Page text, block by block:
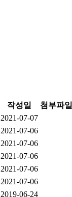
작성일 첨부파일
2021-07-07
2021-07-06
2021-07-06
2021-07-06
2021-07-06
2021-07-06
2019-06-24